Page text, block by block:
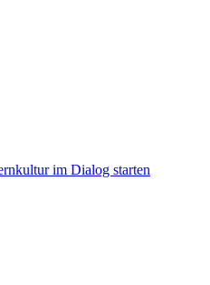
im Dialog starten